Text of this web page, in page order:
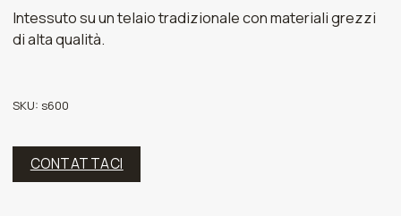
Intessuto su un telaio tradizionale con materiali grezzi
di alta qualità.
SKU:s600
CONTATTACI